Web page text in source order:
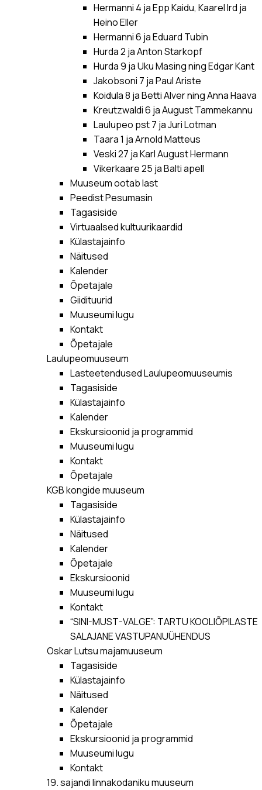
Hermanni 4 ja Epp Kaidu, Kaarel Ird ja
Heino Eller
Hermanni 6 ja Eduard Tubin
Hurda 2 ja Anton Starkopf
Hurda 9 ja Uku Masing ning Edgar Kant
Jakobsoni 7 ja Paul Ariste
Koidula 8 ja Betti Alver ning Anna Haava
Kreutzwaldi 6 ja August Tammekannu
Laulupeo pst 7 ja Juri Lotman
Taara 1 ja Arnold Matteus
Veski 27 ja Karl August Hermann
Vikerkaare 25 ja Balti apell
Muuseum ootab last
Peedist Pesumasin
Tagasiside
Virtuaalsed kultuurikaardid
Külastajainfo
Näitused
Kalender
Õpetajale
Giidituurid
Muuseumi lugu
Kontakt
Õpetajale
Laulupeomuuseum
Lasteetendused Laulupeomuuseumis
Tagasiside
Külastajainfo
Kalender
Ekskursioonid ja programmid
Muuseumi lugu
Kontakt
Õpetajale
KGB kongide muuseum
Tagasiside
Külastajainfo
Näitused
Kalender
Õpetajale
Ekskursioonid
Muuseumi lugu
Kontakt
“SINI-MUST-VALGE”: TARTU KOOLIÕPILASTE
SALAJANE VASTUPANUÜHENDUS
Oskar Lutsu majamuuseum
Tagasiside
Külastajainfo
Näitused
Kalender
Õpetajale
Ekskursioonid ja programmid
Muuseumi lugu
Kontakt
19. sajandi linnakodaniku muuseum